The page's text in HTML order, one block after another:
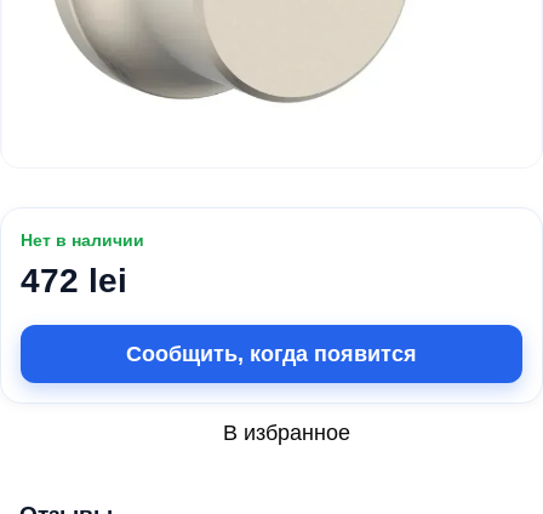
Нет в наличии
472 lei
Сообщить, когда появится
В избранное